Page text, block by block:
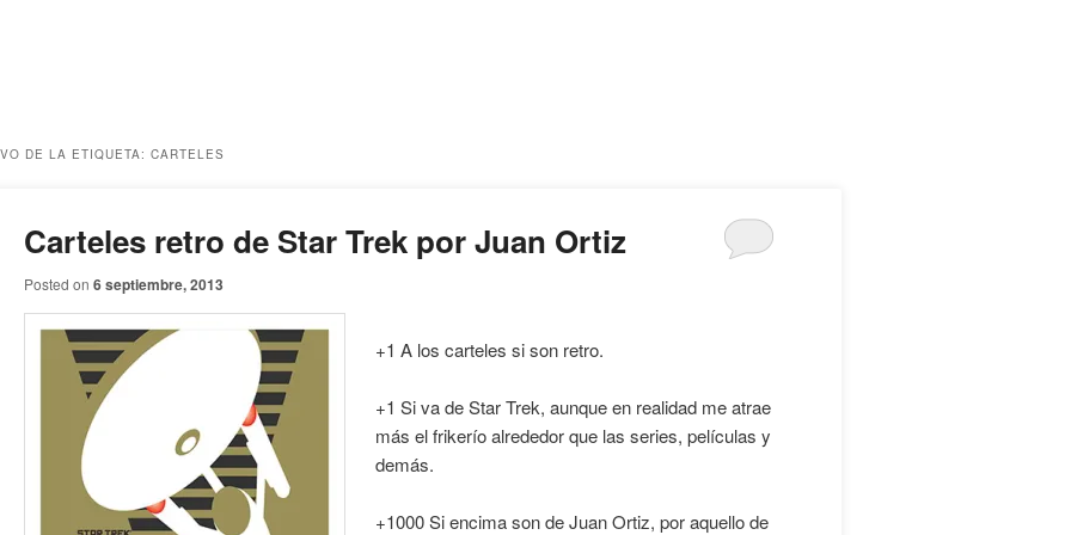
DE LA ETIQUETA: CARTELES
Carteles retro de Star Trek por Juan Ortiz
Posted on6 septiembre, 2013
+1 A los carteles si son retro.
+1 Si va de Star Trek, aunque en realidad me atrae
más el frikerío alrededor que las series, películas y
demás.
+1000 Si encima son de Juan Ortiz, por aquello de